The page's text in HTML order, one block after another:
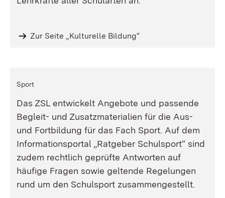
Zur Seite „Kulturelle Bildung“
Sport
Das ZSL entwickelt Angebote und passende
Begleit- und Zusatzmaterialien für die Aus-
und Fortbildung für das Fach Sport. Auf dem
Informationsportal „Ratgeber Schulsport“ sind
zudem rechtlich geprüfte Antworten auf
häufige Fragen sowie geltende Regelungen
rund um den Schulsport zusammengestellt.